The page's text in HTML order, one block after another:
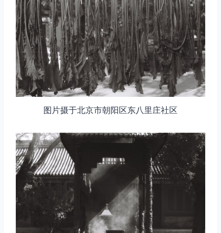
图片摄于北京市朝阳区东八里庄社区